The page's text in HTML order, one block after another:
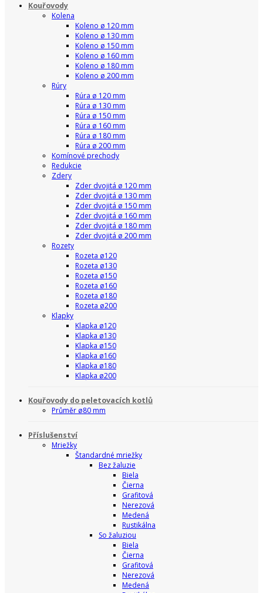
Kouřovody
Kolena
Koleno ø 120 mm
Koleno ø 130 mm
Koleno ø 150 mm
Koleno ø 160 mm
Koleno ø 180 mm
Koleno ø 200 mm
Rúry
Rúra ø 120 mm
Rúra ø 130 mm
Rúra ø 150 mm
Rúra ø 160 mm
Rúra ø 180 mm
Rúra ø 200 mm
Komínové prechody
Redukcie
Zdery
Zder dvojitá ø 120 mm
Zder dvojitá ø 130 mm
Zder dvojitá ø 150 mm
Zder dvojitá ø 160 mm
Zder dvojitá ø 180 mm
Zder dvojitá ø 200 mm
Rozety
Rozeta ø120
Rozeta ø130
Rozeta ø150
Rozeta ø160
Rozeta ø180
Rozeta ø200
Klapky
Klapka ø120
Klapka ø130
Klapka ø150
Klapka ø160
Klapka ø180
Klapka ø200
Kouřovody do peletovacích kotlů
Průměr ø80 mm
Příslušenství
Mriežky
Štandardné mriežky
Bez žaluzie
Biela
Čierna
Grafitová
Nerezová
Medená
Rustikálna
So žaluziou
Biela
Čierna
Grafitová
Nerezová
Medená